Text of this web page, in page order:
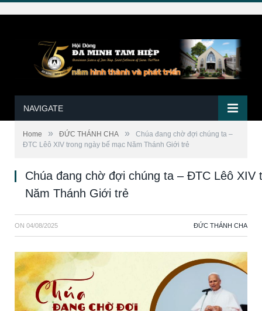
NAVIGATE
Home » ĐỨC THÁNH CHA »
Chúa đang chờ đợi chúng ta –
ĐTC Lêô XIV trong ngày bế mạc Năm Thánh Giới trẻ
Chúa đang chờ đợi chúng ta – ĐTC Lêô XIV
Năm Thánh Giới trẻ
ON 04/08/2025 ĐỨC THÁNH CHA